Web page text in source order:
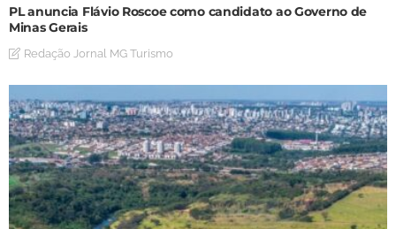
PL anuncia Flávio Roscoe como candidato ao Governo de
Minas Gerais
Redação Jornal MG Turismo